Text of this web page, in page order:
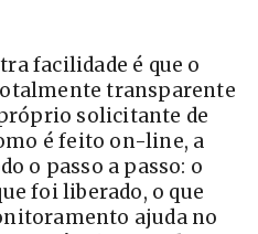
facilidade é que o
transparente
solicitante de
é feito on-line, a
o passo a passo: o
foi liberado, o que
ajuda no